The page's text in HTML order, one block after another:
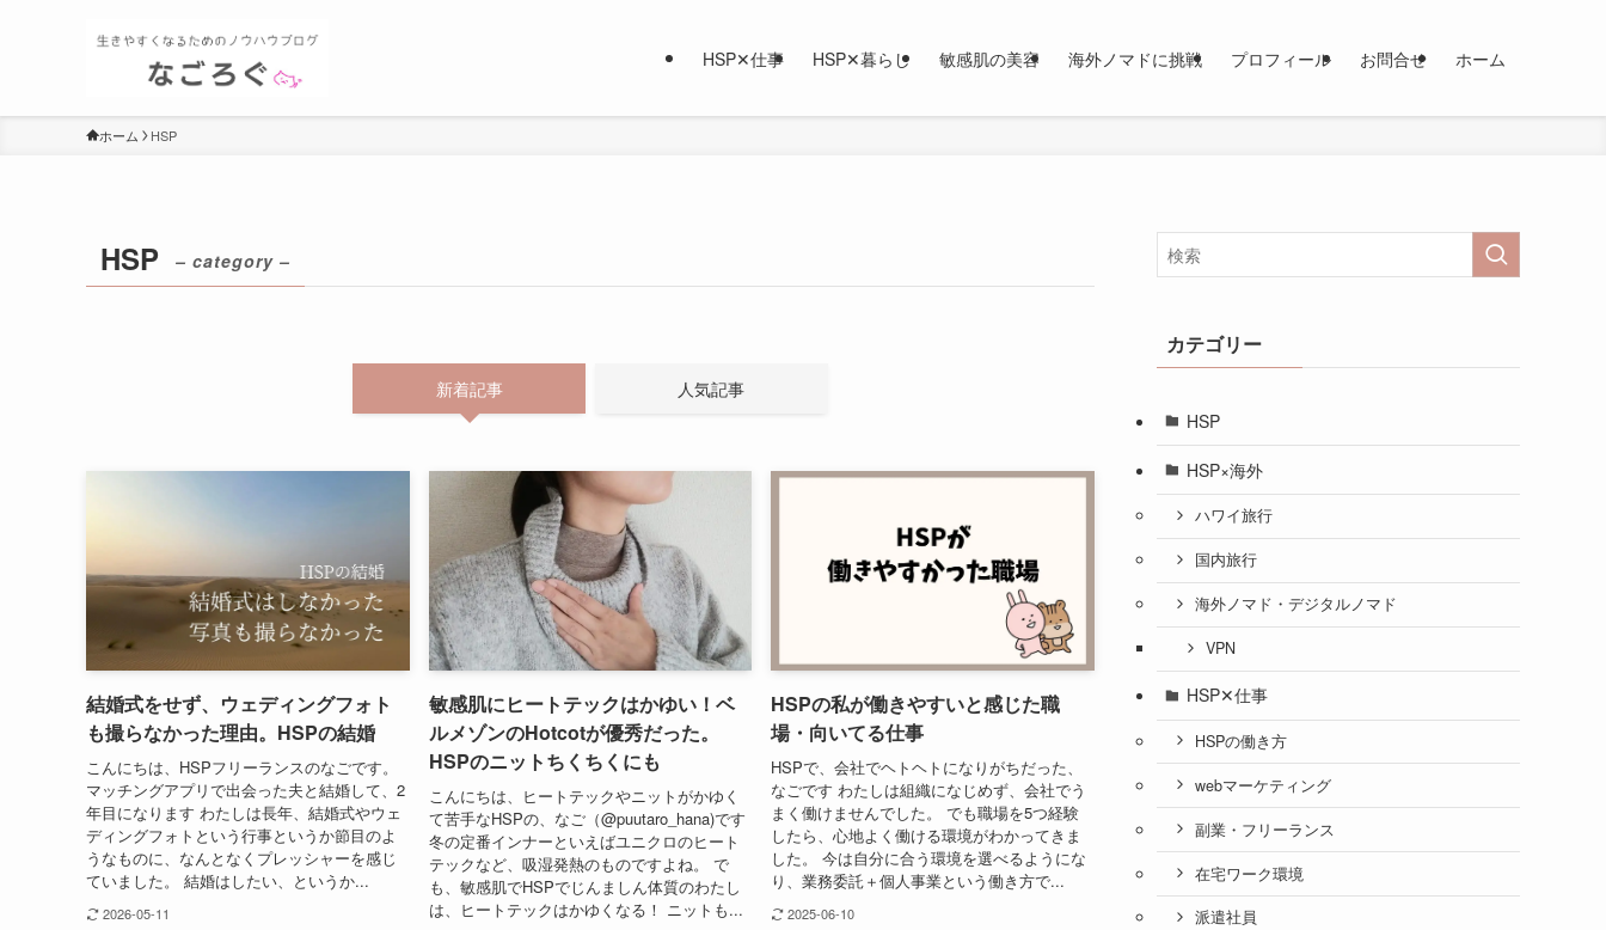
HSP✕仕事 HSP✕暮らし 敏感肌の美容 海外ノマドに挑戦 プロフィール お問合せ ホーム
ホーム HSP
HSP – category –
新着記事 人気記事
結婚式をせず、ウェディングフォト
も撮らなかった理由。HSPの結婚
こんにちは、HSPフリーランスのなごです。
マッチングアプリで出会った夫と結婚して、2
年目になります わたしは長年、結婚式やウェ
ディングフォトという行事というか節目のよ
うなものに、なんとなくプレッシャーを感じ
ていました。 結婚はしたい、というか...
2026-05-11
敏感肌にヒートテックはかゆい！ベ
ルメゾンのHotcotが優秀だった。
HSPのニットちくちくにも
こんにちは、ヒートテックやニットがかゆく
て苦手なHSPの、なご（@puutaro_hana)です
冬の定番インナーといえばユニクロのヒート
テックなど、吸湿発熱のものですよね。 で
も、敏感肌でHSPでじんましん体質のわたし
は、ヒートテックはかゆくなる！ ニットも...
HSPの私が働きやすいと感じた職
場・向いてる仕事
HSPで、会社でヘトヘトになりがちだった、
なごです わたしは組織になじめず、会社でう
まく働けませんでした。 でも職場を5つ経験
したら、心地よく働ける環境がわかってきま
した。 今は自分に合う環境を選べるようにな
り、業務委託＋個人事業という働き方で...
2025-06-10
カテゴリー
HSP
HSP×海外
ハワイ旅行
国内旅行
海外ノマド・デジタルノマド
VPN
HSP✕仕事
HSPの働き方
webマーケティング
副業・フリーランス
在宅ワーク環境
派遣社員